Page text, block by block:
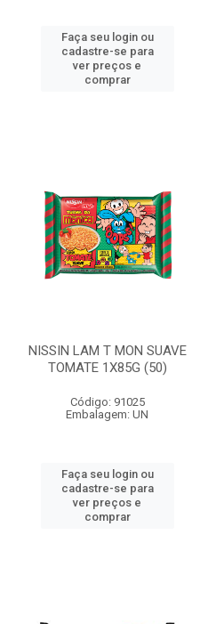
Faça seu login ou
cadastre-se para
ver preços e
comprar
NISSIN LAM T MON SUAVE
TOMATE 1X85G (50)
Código: 91025
Embalagem: UN
Faça seu login ou
cadastre-se para
ver preços e
comprar